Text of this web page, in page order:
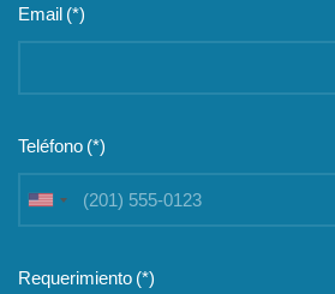
Email (*)
Teléfono (*)
United
Requerimiento (*)